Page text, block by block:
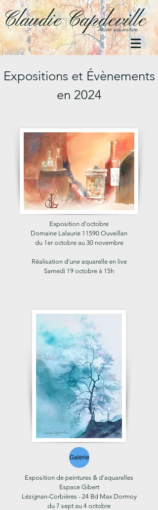
Artiste aquarelliste
Claudie Capdeville
Expositions et Évènements
en 2024
Exposition d'octobre
Domaine Lalaurie 11590 Ouveillan
du 1er octobre au 30 novembre
Réalisation d'une aquarelle en live
Samedi 19 octobre à 15h
Galerie
Exposition de peintures & d'aquarelles
Espace Gibert
Lézignan-Corbières - 24 Bd Max Dormoy
du 7 sept au 4 octobre